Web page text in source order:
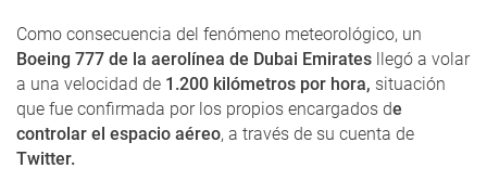
Como consecuencia del fenómeno meteorológico, un
Boeing 777 de la aerolínea de Dubai Emirates llegó a volar
a una velocidad de 1.200 kilómetros por hora, situación
que fue confirmada por los propios encargados de
controlar el espacio aéreo, a través de su cuenta de
Twitter.